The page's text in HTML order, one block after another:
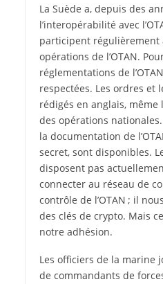
La Suède a, depuis des
l’interopérabilité avec
participent régulièrement
opérations de l’OTAN.
réglementations de
respectées. Les ordres et
rédigés en anglais, même
des opérations
la documentation de
secret, sont disponibles.
disposent pas
connecter au réseau de
contrôle de l’OTAN ; il
des clés de crypto. Mais
notre adhésion.
Les officiers de la marine
de commandants de